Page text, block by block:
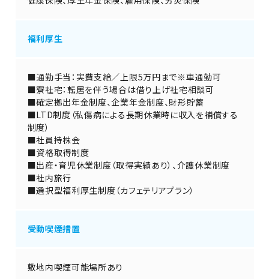
福利厚生
■通勤手当：実費支給／上限5万円まで※車通勤可
■寮社宅：転居を伴う場合は借り上げ社宅相談可
■確定拠出年金制度、企業年金制度、財形貯蓄
■LTD制度（私傷病による長期休業時に収入を補償する
制度）
■社員持株会
■資格取得制度
■出産・育児休業制度（取得実績あり）、介護休業制度
■社内旅行
■選択型福利厚生制度（カフェテリアプラン）
受動喫煙措置
敷地内喫煙可能場所あり